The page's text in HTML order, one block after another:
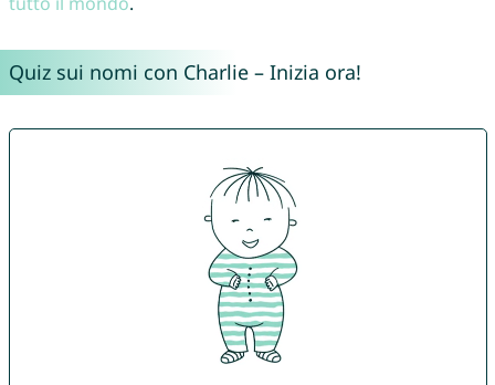
Quiz sui nomi con Charlie – Inizia ora!